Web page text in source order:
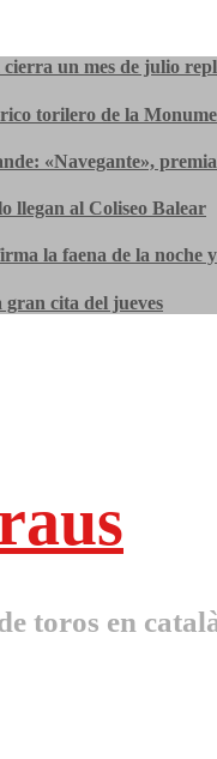
un mes de julio
torilero de la
«Navegante»,
llegan al Coliseo Balear
la faena de la noche
gran cita del jueves
toros en